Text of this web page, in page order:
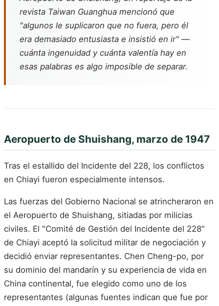
revista Taiwan Guanghua mencionó que
"algunos le suplicaron que no fuera, pero él
era demasiado entusiasta e insistió en ir" —
cuánta ingenuidad y cuánta valentía hay en
esas palabras es algo imposible de separar.
Aeropuerto de Shuishang, marzo de 1947
Tras el estallido del Incidente del 228, los conflictos
en Chiayi fueron especialmente intensos.
Las fuerzas del Gobierno Nacional se atrincheraron en
el Aeropuerto de Shuishang, sitiadas por milicias
civiles. El "Comité de Gestión del Incidente del 228"
de Chiayi aceptó la solicitud militar de negociación y
decidió enviar representantes. Chen Cheng-po, por
su dominio del mandarín y su experiencia de vida en
China continental, fue elegido como uno de los
representantes (algunas fuentes indican que fue por